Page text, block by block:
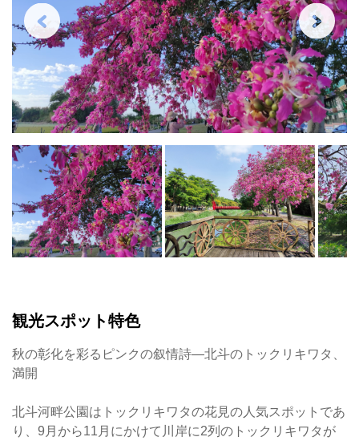
す
め
の
花
見
ッ
北
斗
畔
公
年
秋
か
ら
冬
に
観光スポット特色
秋の彰化を彩るピンクの叙情詩―北斗のトックリキワタ、
満開
北斗河畔公園はトックリキワタの花見の人気スポットであ
り、9月から11月にかけて川岸に2列のトックリキワタが